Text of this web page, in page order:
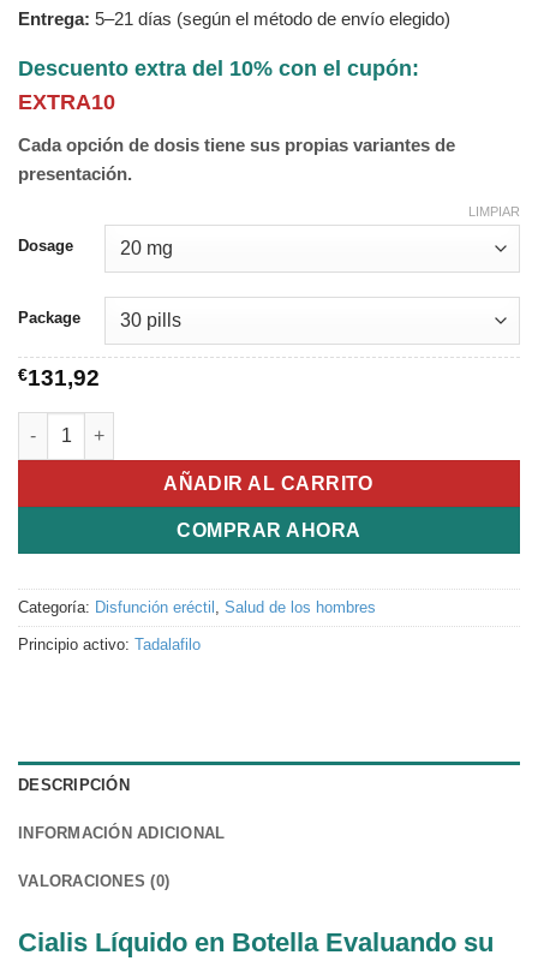
Entrega: 5–21 días (según el método de envío elegido)
Descuento extra del 10% con el cupón:
EXTRA10
Cada opción de dosis tiene sus propias variantes de
presentación.
Dosage
Package
LIMPIAR
€131,92
Bottled Cialis cantidad
AÑADIR AL CARRITO
COMPRAR AHORA
Categoría: Disfunción eréctil Salud de los hombres
Principio activo: Tadalafilo
DESCRIPCIÓN
INFORMACIÓN ADICIONAL
VALORACIONES (0)
Cialis Líquido en Botella Evaluando su